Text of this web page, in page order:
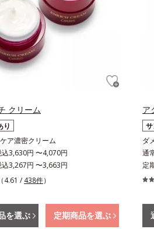
クリーム
り
ア濃密クリーム
3,630円 〜4,070円
3,267円 〜3,663円
4.61 / 438件）
を選ぶ 定期商品を選ぶ
ア
ダ
通
定